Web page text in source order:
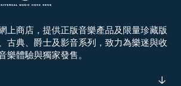
上商店，提供正版音樂產品及限量珍藏版
古典、爵士及影音系列，致力為樂迷與收
樂體驗與獨家發售。